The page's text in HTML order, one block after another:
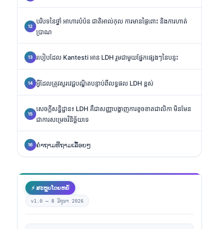
បរិបទនៃថ្នាំ អាហារបំប៉ន ជាតិអាល់កុល ការមានផ្ទៃពោះ និងការហាត់
ប្រាណ
របៀបដែល Kantesti អាន LDH រួមជាមួយផ្នែកផ្សេងៗនៃបន្ទះ
អ្វីដែលត្រូវសួរវេជ្ជបណ្ឌិតបន្ទាប់ពីលទ្ធផល LDH ខ្ពស់
សេចក្តីសន្និដ្ឋាន៖ LDH គឺជាសញ្ញាបង្ហាញការខូចខាតជាលិកា មិនមែន
ជាការសម្រេចវិនិច្ឆ័យទេ
ຄໍາຖາມທີ່ຖາມເລື້ອຍໆ
⚡ ສະຫຼຸບໂດຍຫຍໍ້
v1.0 — 8 ມິຖຸນາ 2026